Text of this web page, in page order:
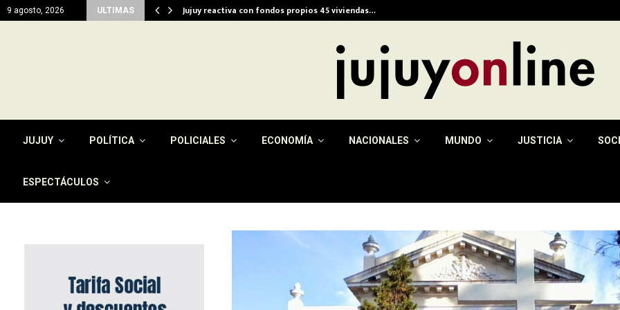
9 agosto, 2026 ULTIMAS Jujuy reactiva con fondos propios 45 viviendas…
JUJUY POLÍTICA POLICIALES ECONOMÍA NACIONALES MUNDO JUSTICIA
ESPECTÁCULOS